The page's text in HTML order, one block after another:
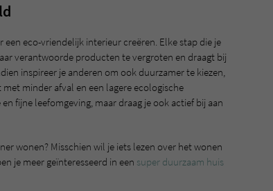
eco-vriendelijk interieur creëren. Elke stap die je
verantwoorde producten te vergroten en draagt bij
inspireer je anderen om ook duurzamer te kiezen,
minder afval en een lagere ecologische
fijne leefomgeving, maar draag je ook actief bij aan
wonen? Misschien wil je iets lezen over het wonen
je meer geïnteresseerd in een super duurzaam huis